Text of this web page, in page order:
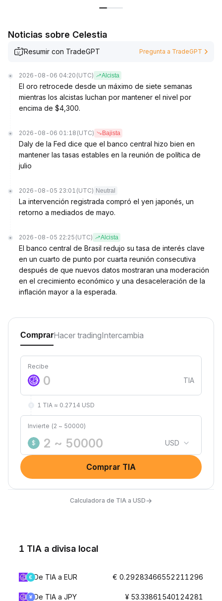
Noticias sobre Celestia
Resumir con TradeGPT Pregunta a TradeGPT
2026-08-06 04:20 (UTC) Alcista
El oro retrocede desde un máximo de siete semanas
mientras los alcistas luchan por mantener el nivel por
encima de $4,300.
2026-08-06 01:18 (UTC) Bajista
Daly de la Fed dice que el banco central hizo bien en
mantener las tasas estables en la reunión de política de
julio
2026-08-05 23:01 (UTC) Neutral
La intervención registrada compró el yen japonés, un
retorno a mediados de mayo.
2026-08-05 22:25 (UTC) Alcista
El banco central de Brasil redujo su tasa de interés clave
en un cuarto de punto por cuarta reunión consecutiva
después de que nuevos datos mostraran una moderación
en el crecimiento económico y una desaceleración de la
inflación mayor a la esperada.
ComprarHacer tradingIntercambia
Recibe
TIA
1 TIA ≈ 0.2714 USD
Invierte (2 ~ 50000)
$ USD
Comprar TIA
Calculadora de TIA a USD→
1 TIA a divisa local
De TIA a EUR € 0.29283466552211296
De TIA a JPY ¥ 53.33861540124281